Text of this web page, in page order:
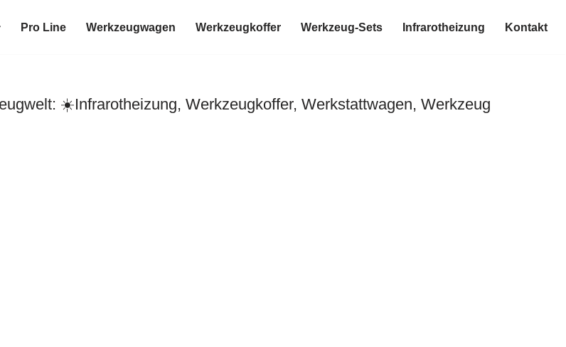
Pro Line Werkzeugwagen Werkzeugkoffer Werkzeug-Sets Infrarotheizung Kontakt
☀️Infrarotheizung, Werkzeugkoffer, Werkstattwagen, Werkzeug